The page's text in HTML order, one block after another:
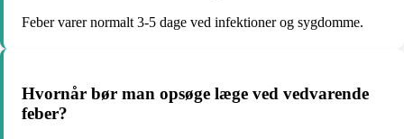
Feber varer normalt 3-5 dage ved infektioner og sygdomme.
Hvornår bør man opsøge læge ved vedvarende
feber?